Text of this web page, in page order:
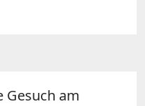
Gesuch am